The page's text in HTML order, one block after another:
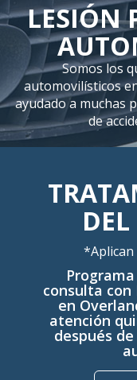
LESIÓN
Somos los
automovilísticos
ayudado a muchas
de
*Aplican
consulta con
en
atención
después